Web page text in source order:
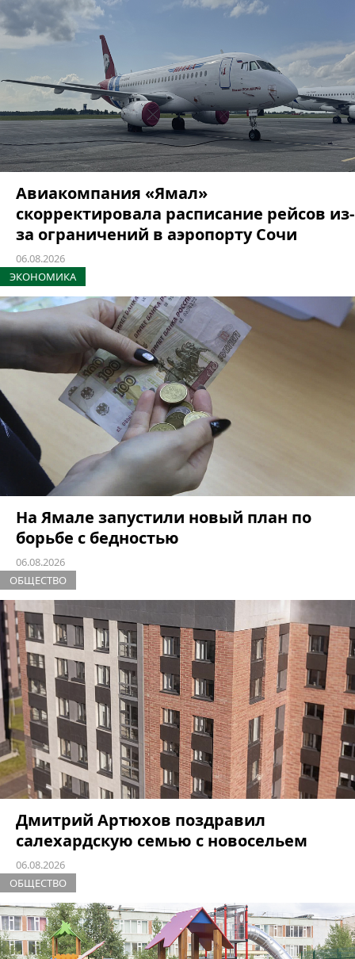
Авиакомпания «Ямал»
скорректировала расписание рейсов из-
за ограничений в аэропорту Сочи
06.08.2026
ЭКОНОМИКА
На Ямале запустили новый план по
борьбе с бедностью
06.08.2026
ОБЩЕСТВО
Дмитрий Артюхов поздравил
салехардскую семью с новосельем
06.08.2026
ОБЩЕСТВО